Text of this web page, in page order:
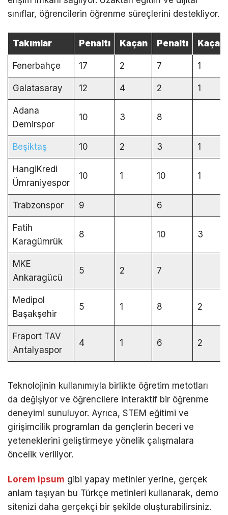
sınıflar, öğrencilerin öğrenme süreçlerini destekliyor.
Takımlar Penaltı Kaçan Penaltı Kaçan
Fenerbahçe 17 2 7 1
Galatasaray 12 4 2 1
Adana
Demirspor
10 3 8
Beşiktaş 10 2 3 1
HangiKredi
Ümraniyespor
10 1 10 1
Trabzonspor 9 6
Fatih
Karagümrük
8 10 3
MKE
Ankaragücü
5 2 7
Medipol
Başakşehir
5 1 8 2
Fraport TAV
Antalyaspor
4 1 6 2
Teknolojinin kullanımıyla birlikte öğretim metotları
da değişiyor ve öğrencilere interaktif bir öğrenme
deneyimi sunuluyor. Ayrıca, STEM eğitimi ve
girişimcilik programları da gençlerin beceri ve
yeteneklerini geliştirmeye yönelik çalışmalara
öncelik veriliyor.
Lorem ipsum gibi yapay metinler yerine, gerçek
anlam taşıyan bu Türkçe metinleri kullanarak, demo
sitenizi daha gerçekçi bir şekilde oluşturabilirsiniz.